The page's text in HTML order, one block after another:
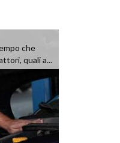
che
quali a...